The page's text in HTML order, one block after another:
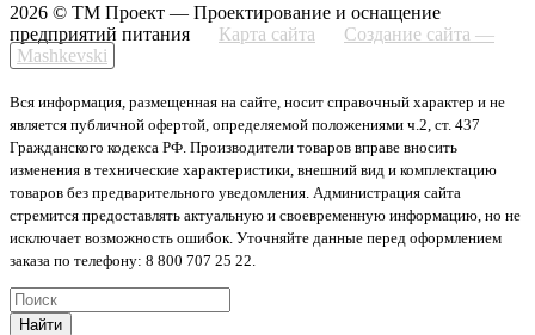
2026 © ТМ Проект — Проектирование и оснащение
предприятий питания
Карта сайта
Создание сайта —
Mashkevski
Вся информация, размещенная на сайте, носит справочный характер и не
является публичной офертой, определяемой положениями ч.2, ст. 437
Гражданского кодекса РФ. Производители товаров вправе вносить
изменения в технические характеристики, внешний вид и комплектацию
товаров без предварительного уведомления. Администрация сайта
стремится предоставлять актуальную и своевременную информацию, но не
исключает возможность ошибок. Уточняйте данные перед оформлением
заказа по телефону: 8 800 707 25 22.
Найти